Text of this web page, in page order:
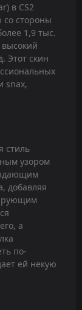
в CS2
со стороны
1,9 тыс.
Этот скин
snax,
стиль
узором
добавляя
а
по-
ей некую